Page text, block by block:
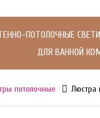
ПОТОЛОЧНЫЕ
ДЛЯ ВАННОЙ
потолочные Люстра